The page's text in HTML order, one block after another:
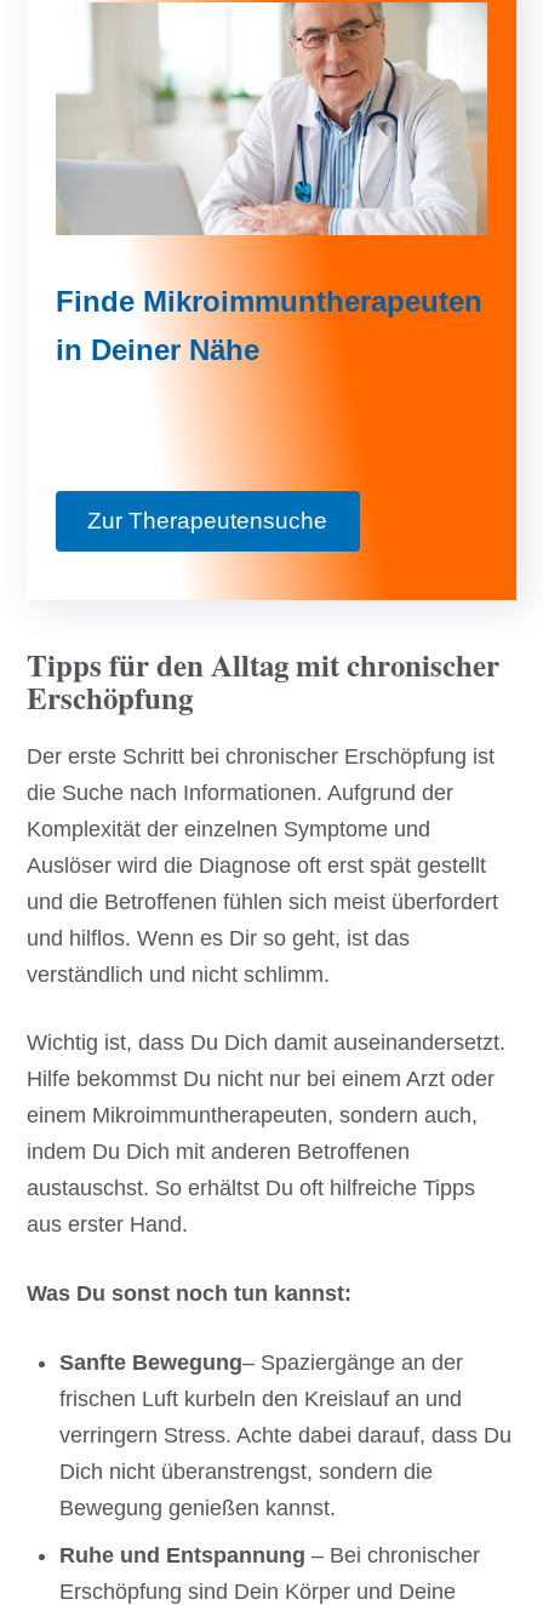
Finde Mikroimmuntherapeuten
in Deiner Nähe
Zur Therapeutensuche
Tipps für den Alltag mit chronischer
Erschöpfung
Der erste Schritt bei chronischer Erschöpfung ist
die Suche nach Informationen. Aufgrund der
Komplexität der einzelnen Symptome und
Auslöser wird die Diagnose oft erst spät gestellt
und die Betroffenen fühlen sich meist überfordert
und hilflos. Wenn es Dir so geht, ist das
verständlich und nicht schlimm.
Wichtig ist, dass Du Dich damit auseinandersetzt.
Hilfe bekommst Du nicht nur bei einem Arzt oder
einem Mikroimmuntherapeuten, sondern auch,
indem Du Dich mit anderen Betroffenen
austauschst. So erhältst Du oft hilfreiche Tipps
aus erster Hand.
Was Du sonst noch tun kannst:
Sanfte Bewegung– Spaziergänge an der
frischen Luft kurbeln den Kreislauf an und
verringern Stress. Achte dabei darauf, dass Du
Dich nicht überanstrengst, sondern die
Bewegung genießen kannst.
Ruhe und Entspannung – Bei chronischer
Erschöpfung sind Dein Körper und Deine